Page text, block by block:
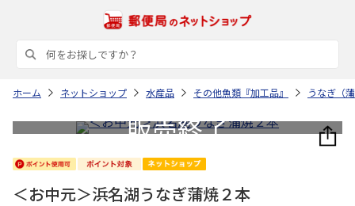
ホーム ネットショップ 水産品 その他魚類『加工品』 うなぎ（
＜お中元＞浜名湖うなぎ蒲焼２本